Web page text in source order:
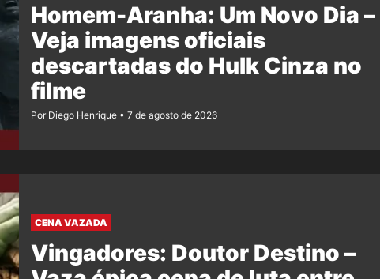
Homem-Aranha: Um Novo Dia –
Veja imagens oficiais
descartadas do Hulk Cinza no
filme
Por Diego Henrique 7 de agosto de 2026
CENA VAZADA
Vingadores: Doutor Destino –